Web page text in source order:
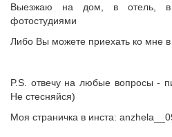
Выезжаю на дом, в отель, в
фотостудиями
Либо Вы можете приехать ко мне в
P.S. отвечу на любые вопросы -
Не стесняйся)
Моя страничка в инста: